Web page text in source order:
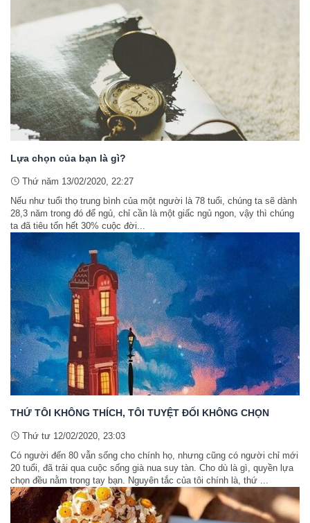
Lựa chọn của bạn là gì?
Thứ năm 13/02/2020, 22:27
Nếu như tuổi thọ trung bình của một người là 78 tuổi, chúng ta sẽ dành
28,3 năm trong đó để ngủ, chỉ cần là một giấc ngủ ngon, vậy thì chúng
ta đã tiêu tốn hết 30% cuộc đời...
THỨ TÔI KHÔNG THÍCH, TÔI TUYỆT ĐỐI KHÔNG CHỌN
Thứ tư 12/02/2020, 23:03
Có người đến 80 vẫn sống cho chính họ, nhưng cũng có người chỉ mới
20 tuổi, đã trải qua cuộc sống già nua suy tàn. Cho dù là gì, quyền lựa
chọn đều nằm trong tay bạn. Nguyên tắc của tôi chính là, thứ ...